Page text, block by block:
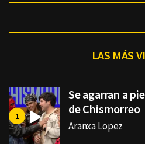
LAS MÁS
Se agarran a
de Chismorreo
Aranxa Lopez